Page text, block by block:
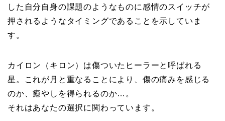
した自分自身の課題のようなものに感情のスイッチが
押されるようなタイミングであることを示していま
す。
カイロン（キロン）は傷ついたヒーラーと呼ばれる
星。これが月と重なることにより、傷の痛みを感じる
のか、癒やしを得られるのか…。
それはあなたの選択に関わっています。